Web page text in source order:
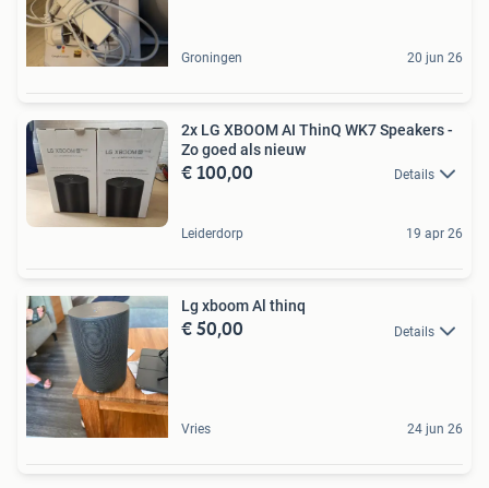
Groningen 20 jun 26
2x LG XBOOM AI ThinQ WK7 Speakers -
Zo goed als nieuw
€ 100,00 Details
Leiderdorp 19 apr 26
Lg xboom Al thinq
€ 50,00 Details
Vries 24 jun 26